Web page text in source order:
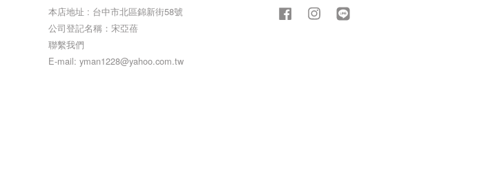
本店地址 : 台中市北區錦新街58號
公司登記名稱：宋亞蓓
聯繫我們
E-mail: yman1228@yahoo.com.tw
Facebook Instagram